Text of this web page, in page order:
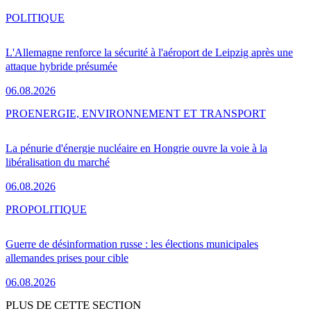
L'Allemagne renforce la sécurité à l'aéroport de Leipzig après une
attaque hybride présumée
06.08.2026
POLITIQUE
La pénurie d'énergie nucléaire en Hongrie ouvre la voie à la
libéralisation du marché
06.08.2026
PROENERGIE, ENVIRONNEMENT ET TRANSPORT
Guerre de désinformation russe : les élections municipales
allemandes prises pour cible
06.08.2026
PROPOLITIQUE
PLUS DE CETTE SECTION